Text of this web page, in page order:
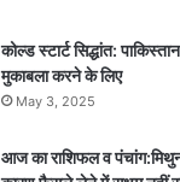
कोल्ड स्टार्ट सिद्धांत:
मुकाबला करने के लिए
May 3, 2025
आज का राशिफल व